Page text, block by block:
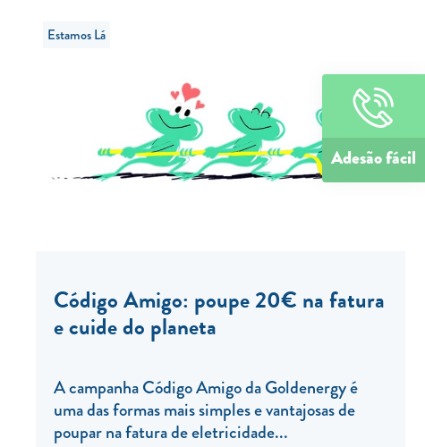
Estamos Lá
Código Amigo: poupe 20€ na fatura
e cuide do planeta
A campanha Código Amigo da Goldenergy é
uma das formas mais simples e vantajosas de
poupar na fatura de eletricidade...
Adesão fácil